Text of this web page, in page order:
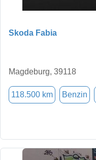
Skoda Fabia
Magdeburg, 39118
118.500 km Benzin